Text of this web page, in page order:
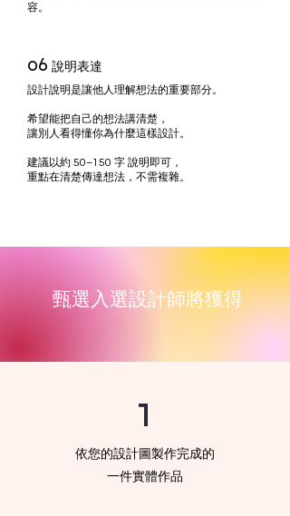
容。
06 說明表達
設計說明是讓他人理解想法的重要部分。
希望能把自己的想法講清楚，
讓別人看得懂你為什麼這樣設計。
建議以約 50–150 字 說明即可，
重點在清楚傳達想法，不需複雜。
甄選入選設計師將獲得
1
依您的設計圖製作完成的
一件實體作品